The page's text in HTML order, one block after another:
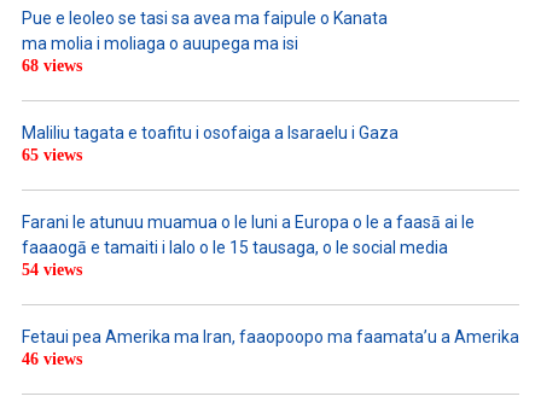
Pue e leoleo se tasi sa avea ma faipule o Kanata
ma molia i moliaga o auupega ma isi
68 views
Maliliu tagata e toafitu i osofaiga a Isaraelu i Gaza
65 views
Farani le atunuu muamua o le Iuni a Europa o le a faasā ai le
faaaogā e tamaiti i lalo o le 15 tausaga, o le social media
54 views
Fetaui pea Amerika ma Iran, faaopoopo ma faamata’u a Amerika
46 views